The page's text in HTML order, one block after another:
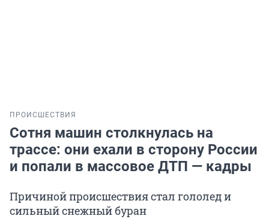
ПРОИСШЕСТВИЯ
Сотня машин столкнулась на
трассе: они ехали в сторону России
и попали в массовое ДТП — кадры
Причиной происшествия стал гололед и
сильный снежный буран